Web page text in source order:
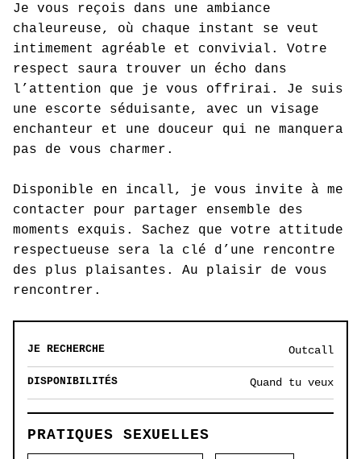
Je vous reçois dans une ambiance
chaleureuse, où chaque instant se veut
intimement agréable et convivial. Votre
respect saura trouver un écho dans
l’attention que je vous offrirai. Je suis
une escorte séduisante, avec un visage
enchanteur et une douceur qui ne manquera
pas de vous charmer.
Disponible en incall, je vous invite à me
contacter pour partager ensemble des
moments exquis. Sachez que votre attitude
respectueuse sera la clé d’une rencontre
des plus plaisantes. Au plaisir de vous
rencontrer.
JE RECHERCHE Outcall
DISPONIBILITÉS Quand tu veux
PRATIQUES SEXUELLES